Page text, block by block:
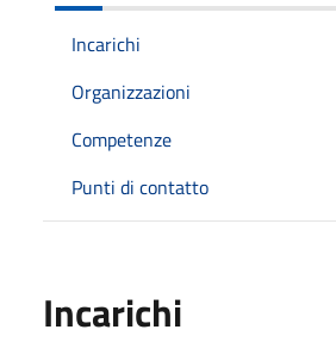
Incarichi
Organizzazioni
Competenze
Punti di contatto
Incarichi